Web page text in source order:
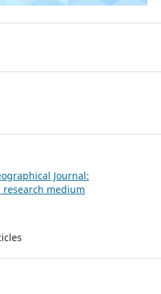
Journal:
research medium